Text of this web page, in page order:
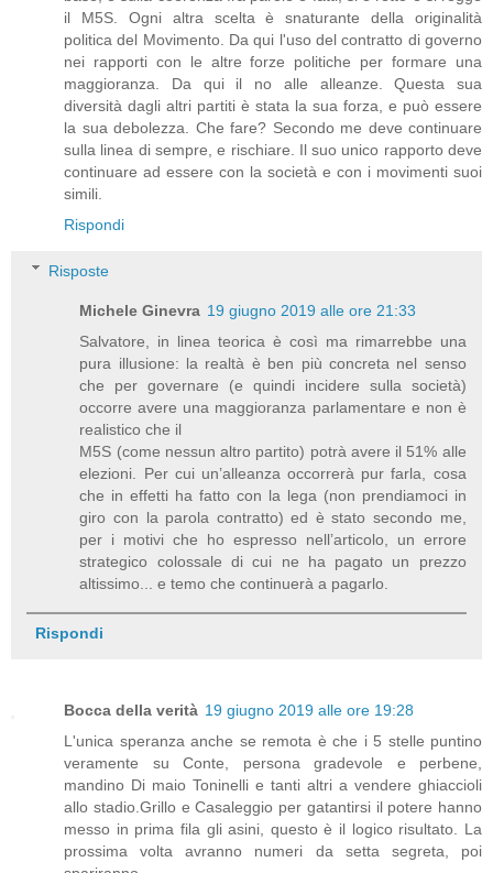
il M5S. Ogni altra scelta è snaturante della originalità
politica del Movimento. Da qui l'uso del contratto di governo
nei rapporti con le altre forze politiche per formare una
maggioranza. Da qui il no alle alleanze. Questa sua
diversità dagli altri partiti è stata la sua forza, e può essere
la sua debolezza. Che fare? Secondo me deve continuare
sulla linea di sempre, e rischiare. Il suo unico rapporto deve
continuare ad essere con la società e con i movimenti suoi
simili.
Rispondi
Risposte
Michele Ginevra 19 giugno 2019 alle ore 21:33
Salvatore, in linea teorica è così ma rimarrebbe una
pura illusione: la realtà è ben più concreta nel senso
che per governare (e quindi incidere sulla società)
occorre avere una maggioranza parlamentare e non è
realistico che il
M5S (come nessun altro partito) potrà avere il 51% alle
elezioni. Per cui un’alleanza occorrerà pur farla, cosa
che in effetti ha fatto con la lega (non prendiamoci in
giro con la parola contratto) ed è stato secondo me,
per i motivi che ho espresso nell’articolo, un errore
strategico colossale di cui ne ha pagato un prezzo
altissimo... e temo che continuerà a pagarlo.
Rispondi
Bocca della verità 19 giugno 2019 alle ore 19:28
L'unica speranza anche se remota è che i 5 stelle puntino
veramente su Conte, persona gradevole e perbene,
mandino Di maio Toninelli e tanti altri a vendere ghiaccioli
allo stadio.Grillo e Casaleggio per gatantirsi il potere hanno
messo in prima fila gli asini, questo è il logico risultato. La
prossima volta avranno numeri da setta segreta, poi